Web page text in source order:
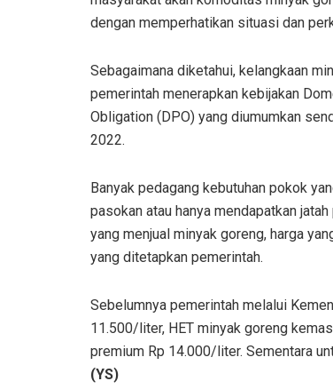
dengan memperhatikan situasi dan
Sebagaimana diketahui, kelangkaan
pemerintah menerapkan kebijakan
Obligation (DPO) yang diumumkan
2022.
Banyak pedagang kebutuhan pokok
pasokan atau hanya mendapatkan
yang menjual minyak goreng, harga
yang ditetapkan pemerintah.
Sebelumnya pemerintah melalui
11.500/liter, HET minyak goreng
premium Rp 14.000/liter. Sementara
(YS)